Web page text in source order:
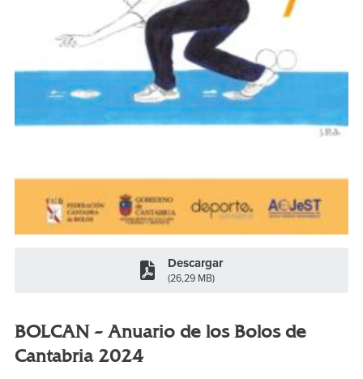
Descargar
(26,29 MB)
BOLCAN – Anuario de los Bolos de
Cantabria 2024